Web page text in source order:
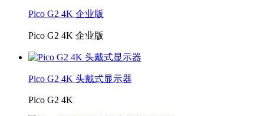
Pico G2 4K 企业版
Pico G2 4K 企业版
Pico G2 4K 头戴式显示器
Pico G2 4K